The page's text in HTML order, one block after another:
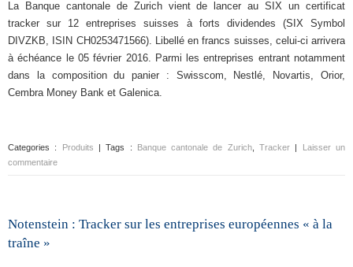
La Banque cantonale de Zurich vient de lancer au SIX un certificat
tracker sur 12 entreprises suisses à forts dividendes (SIX Symbol
DIVZKB, ISIN CH0253471566). Libellé en francs suisses, celui-ci arrivera
à échéance le 05 février 2016. Parmi les entreprises entrant notamment
dans la composition du panier : Swisscom, Nestlé, Novartis, Orior,
Cembra Money Bank et Galenica.
Categories : Produits | Tags : Banque cantonale de Zurich,Tracker |
Laisser un
commentaire
Notenstein : Tracker sur les entreprises européennes « à la
traîne »